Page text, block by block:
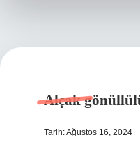
Alçak
Tarih: Ağustos 16, 2024